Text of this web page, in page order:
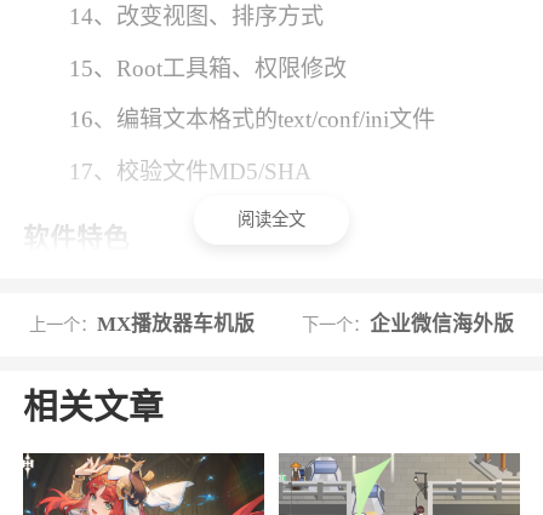
14、改变视图、排序方式
15、Root工具箱、权限修改
16、编辑文本格式的text/conf/ini文件
17、校验文件MD5/SHA
软件特色
3、应用管理：轻松安装/卸载/备份应用程序
4、管理手机及局域网计算机上的文件
5、可在本地和网络中搜索和查看文件
阅读全文
上一个：MX播放器车机版 下一个： 企业微信海外版
相关文章